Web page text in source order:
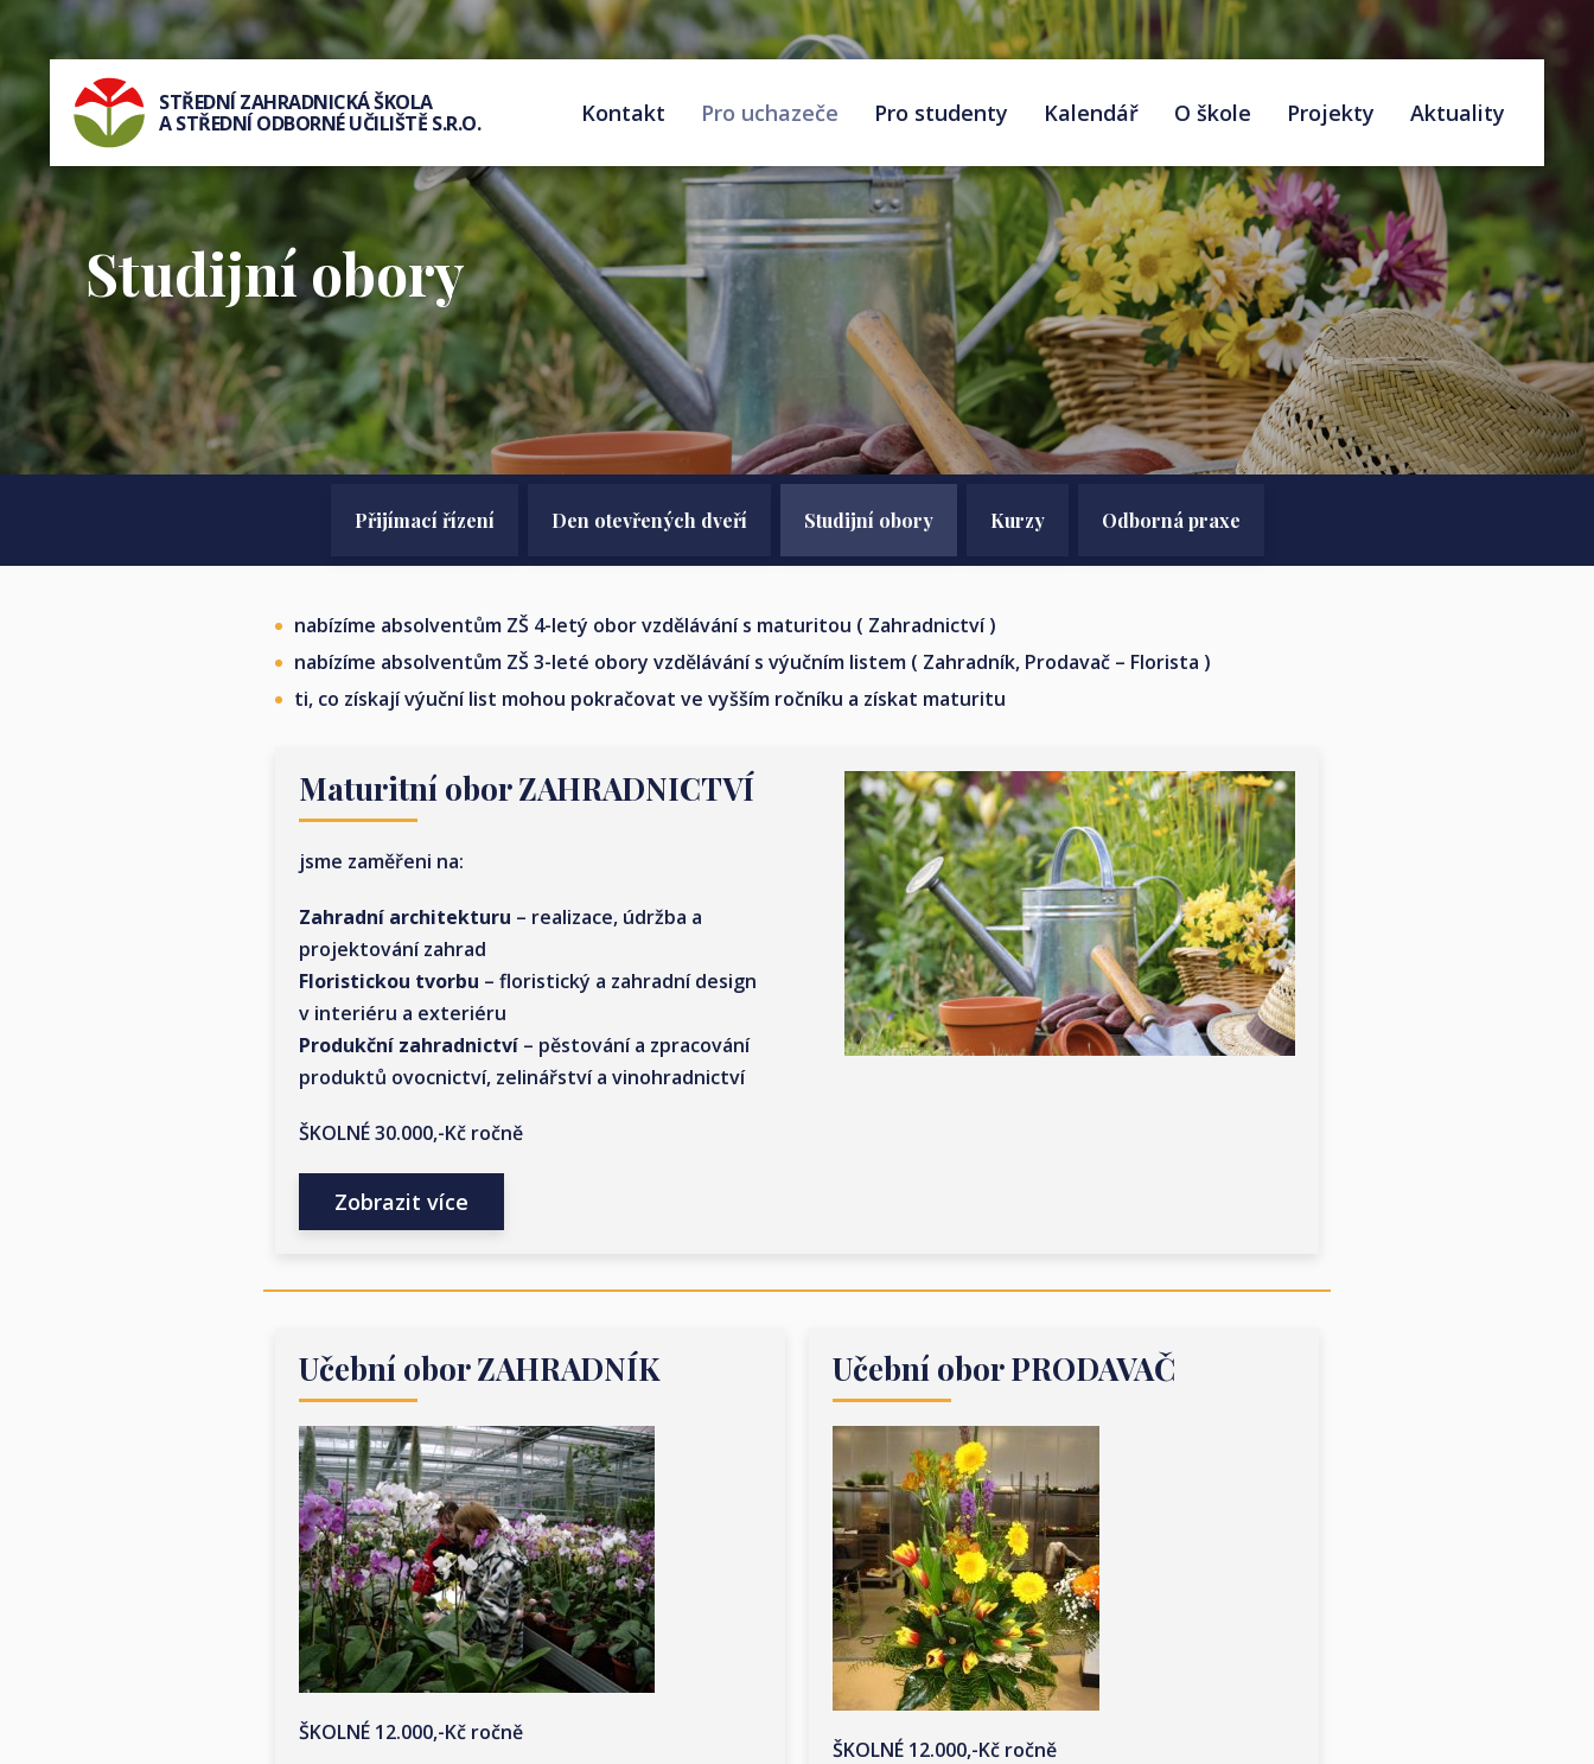
STŘEDNÍ ZAHRADNICKÁ ŠKOLA
A STŘEDNÍ ODBORNÉ UČILIŠTĚ S.R.O.
Kontakt Pro uchazeče Pro studenty Kalendář O škole Projekty Aktuality
Studijní obory
Přijímací řízení Den otevřených dveří Studijní obory Kurzy Odborná praxe
nabízíme absolventům ZŠ 4-letý obor vzdělávání s maturitou ( Zahradnictví )
nabízíme absolventům ZŠ 3-leté obory vzdělávání s výučním listem ( Zahradník, Prodavač – Florista )
ti, co získají výuční list mohou pokračovat ve vyšším ročníku a získat maturitu
Maturitní obor ZAHRADNICTVÍ
jsme zaměřeni na:
Zahradní architekturu – realizace, údržba a
projektování zahrad
Floristickou tvorbu – floristický a zahradní design
v interiéru a exteriéru
Produkční zahradnictví – pěstování a zpracování
produktů ovocnictví, zelinářství a vinohradnictví
ŠKOLNÉ 30.000,-Kč ročně
Zobrazit více
Učební obor ZAHRADNÍK
ŠKOLNÉ 12.000,-Kč ročně
Učební obor PRODAVAČ
ŠKOLNÉ 12.000,-Kč ročně